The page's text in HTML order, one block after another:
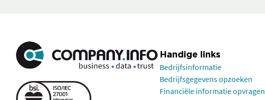
Handige links
Bedrijfsinformatie
Bedrijfsgegevens opzoeken
Financiële informatie opvragen